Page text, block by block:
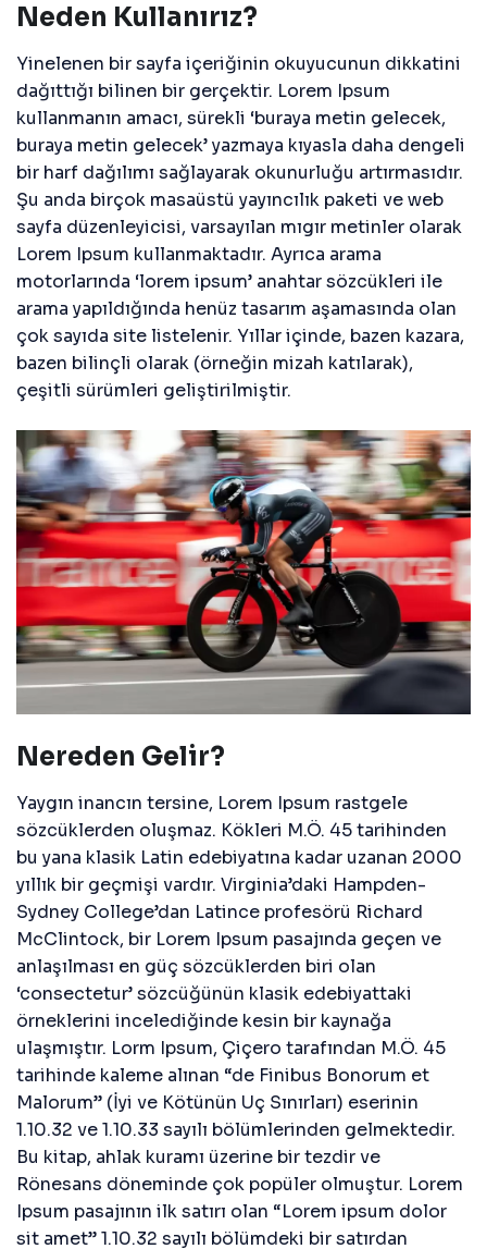
Neden Kullanırız?
Yinelenen bir sayfa içeriğinin okuyucunun dikkatini
dağıttığı bilinen bir gerçektir. Lorem Ipsum
kullanmanın amacı, sürekli ‘buraya metin gelecek,
buraya metin gelecek’ yazmaya kıyasla daha dengeli
bir harf dağılımı sağlayarak okunurluğu artırmasıdır.
Şu anda birçok masaüstü yayıncılık paketi ve web
sayfa düzenleyicisi, varsayılan mıgır metinler olarak
Lorem Ipsum kullanmaktadır. Ayrıca arama
motorlarında ‘lorem ipsum’ anahtar sözcükleri ile
arama yapıldığında henüz tasarım aşamasında olan
çok sayıda site listelenir. Yıllar içinde, bazen kazara,
bazen bilinçli olarak (örneğin mizah katılarak),
çeşitli sürümleri geliştirilmiştir.
Nereden Gelir?
Yaygın inancın tersine, Lorem Ipsum rastgele
sözcüklerden oluşmaz. Kökleri M.Ö. 45 tarihinden
bu yana klasik Latin edebiyatına kadar uzanan 2000
yıllık bir geçmişi vardır. Virginia’daki Hampden-
Sydney College’dan Latince profesörü Richard
McClintock, bir Lorem Ipsum pasajında geçen ve
anlaşılması en güç sözcüklerden biri olan
‘consectetur’ sözcüğünün klasik edebiyattaki
örneklerini incelediğinde kesin bir kaynağa
ulaşmıştır. Lorm Ipsum, Çiçero tarafından M.Ö. 45
tarihinde kaleme alınan “de Finibus Bonorum et
Malorum” (İyi ve Kötünün Uç Sınırları) eserinin
1.10.32 ve 1.10.33 sayılı bölümlerinden gelmektedir.
Bu kitap, ahlak kuramı üzerine bir tezdir ve
Rönesans döneminde çok popüler olmuştur. Lorem
Ipsum pasajının ilk satırı olan “Lorem ipsum dolor
sit amet” 1.10.32 sayılı bölümdeki bir satırdan